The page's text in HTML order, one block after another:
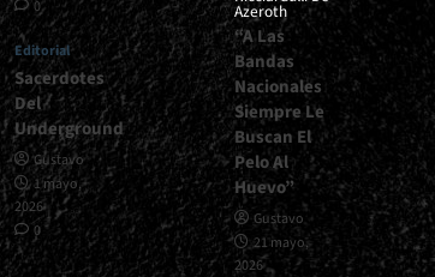
0
Editorial
Sacerdotes
Del
Underground
Gustavo
1 mayo,
2026
0
Azeroth
“A Las
Bandas
Nacionales
Siempre Le
Buscan El
Pelo Al
Huevo”
Gustavo
21 mayo,
2026